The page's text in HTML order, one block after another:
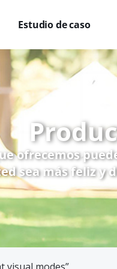
Estudio de caso
ofrecemos
sea más feliz y